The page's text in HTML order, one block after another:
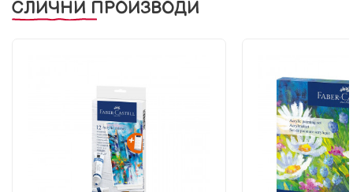
СЛИЧНИ ПРОИЗВОДИ